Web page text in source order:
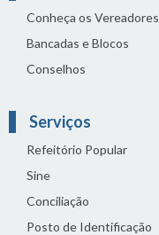
Conheça os Vereadores
Bancadas e Blocos
Conselhos
Serviços
Refeitório Popular
Sine
Conciliação
Posto de Identificação